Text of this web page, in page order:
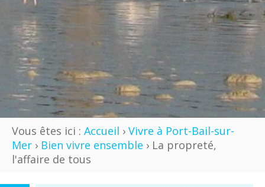
Vous êtes ici : Accueil › Vivre à Port-Bail-sur-
Mer › Bien vivre ensemble › La propreté,
l'affaire de tous